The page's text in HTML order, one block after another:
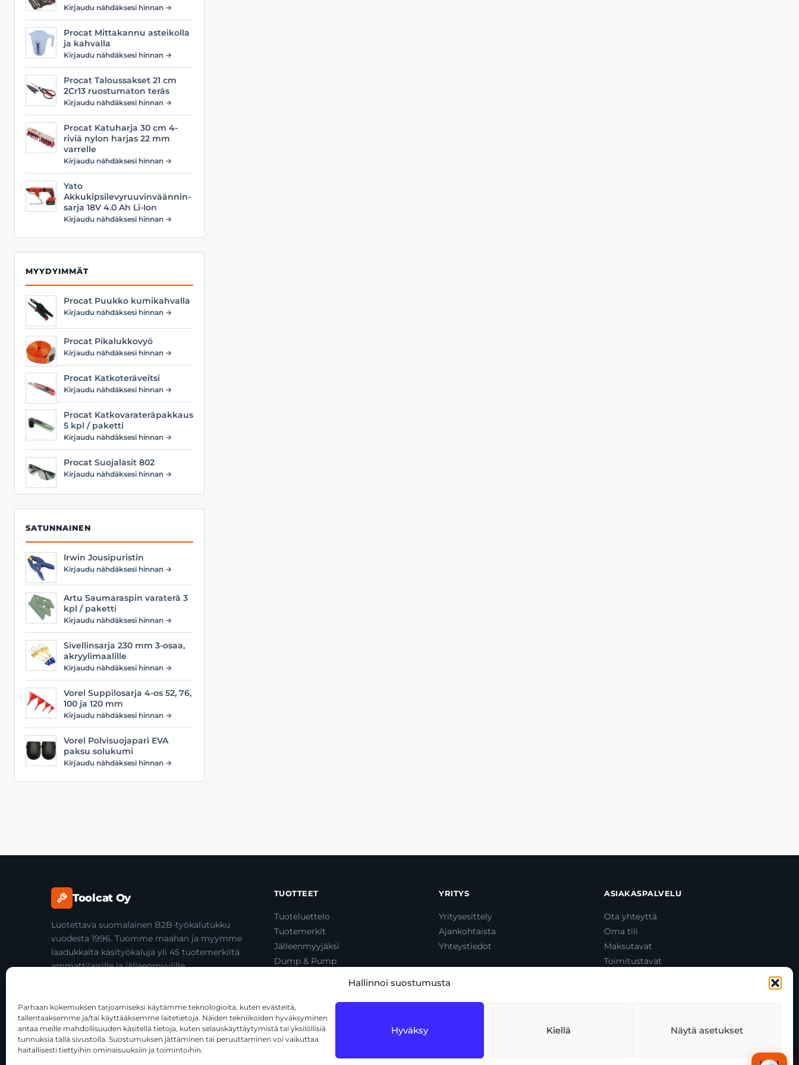
Hallinnoi suostumusta
Parhaan kokemuksen tarjoamiseksi käytämme teknologioita, kuten evästeitä,
tallentaaksemme ja/tai käyttääksemme laitetietoja. Näiden tekniikoiden hyväksyminen
antaa meille mahdollisuuden käsitellä tietoja, kuten selauskäyttäytymistä tai yksilöllisiä
tunnuksia tällä sivustolla. Suostumuksen jättäminen tai peruuttaminen voi vaikuttaa
haitallisesti tiettyihin ominaisuuksiin ja toimintoihin.
Hyväksy Kiellä Näytä asetukset
Vyöt
Kirjaudu nähdäksesi hinnan →
Procat Mittakannu asteikolla
ja kahvalla
Kirjaudu nähdäksesi hinnan →
Procat Taloussakset 21 cm
2Cr13 ruostumaton teräs
Kirjaudu nähdäksesi hinnan →
Procat Katuharja 30 cm 4-
riviä nylon harjas 22 mm
varrelle
Kirjaudu nähdäksesi hinnan →
Yato
Akkukipsilevyruuvinväännin-
sarja 18V 4.0 Ah Li-Ion
Kirjaudu nähdäksesi hinnan →
MYYDYIMMÄT
Procat Puukko kumikahvalla
Kirjaudu nähdäksesi hinnan →
Procat Pikalukkovyö
Kirjaudu nähdäksesi hinnan →
Procat Katkoteräveitsi
Kirjaudu nähdäksesi hinnan →
Procat Katkovarateräpakkaus
5 kpl / paketti
Kirjaudu nähdäksesi hinnan →
Procat Suojalasit 802
Kirjaudu nähdäksesi hinnan →
SATUNNAINEN
Irwin Jousipuristin
Kirjaudu nähdäksesi hinnan →
Artu Saumaraspin varaterä 3
kpl / paketti
Kirjaudu nähdäksesi hinnan →
Sivellinsarja 230 mm 3-osaa,
akryylimaalille
Kirjaudu nähdäksesi hinnan →
Vorel Suppilosarja 4-os 52, 76,
100 ja 120 mm
Kirjaudu nähdäksesi hinnan →
Vorel Polvisuojapari EVA
paksu solukumi
Kirjaudu nähdäksesi hinnan →
Toolcat Oy
Luotettava suomalainen B2B-työkalutukku
vuodesta 1996. Tuomme maahan ja myymme
laadukkaita käsityökaluja yli 45 tuotemerkiltä
ammattilaisille ja jälleenmyyjille.
TUOTTEET
Tuoteluettelo
Tuotemerkit
Jälleenmyyjäksi
Dump & Pump
YRITYS
Yritysesittely
Ajankohtaista
Yhteystiedot
ASIAKASPALVELU
Ota yhteyttä
Oma tili
Maksutavat
Toimitustavat
Tätä sivustoa suojaa reCAPTCHA, ja siihen sovelletaan Googlentietosuojakäytäntöä